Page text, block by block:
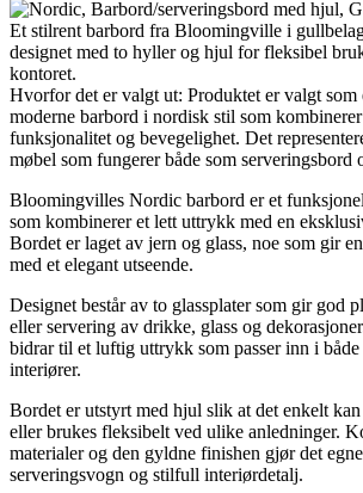
Et stilrent barbord fra Bloomingville i
designet med to hyller og hjul for fleksibel
kontoret.
Hvorfor det er valgt ut: Produktet er valgt som
moderne barbord i nordisk stil som
funksjonalitet og bevegelighet. Det
møbel som fungerer både som serveringsbord
Bloomingvilles Nordic barbord er et
som kombinerer et lett uttrykk med en
Bordet er laget av jern og glass, noe som gir
med et elegant utseende.
Designet består av to glassplater som gir god
eller servering av drikke, glass og
bidrar til et luftig uttrykk som passer inn i
interiører.
Bordet er utstyrt med hjul slik at det enkelt
eller brukes fleksibelt ved ulike anledninger.
materialer og den gyldne finishen gjør det
serveringsvogn og stilfull interiørdetalj.